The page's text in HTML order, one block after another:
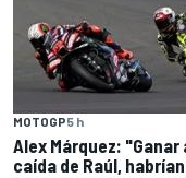
MOTOGP5 h
Alex Márquez:
caída de Raúl,